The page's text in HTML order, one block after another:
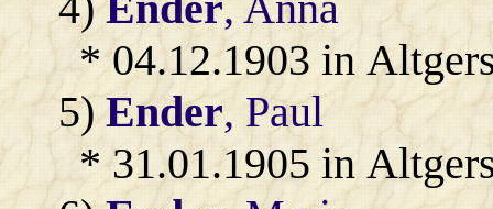
* 04.12.1903 in
5)Ender, Paul
* 31.01.1905 in